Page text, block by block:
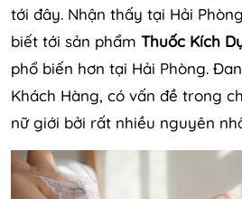
tới đây. Nhận thấy tại Hải
biết tới sản phẩm Thuốc Kích
phổ biến hơn tại Hải Phòng.
Khách Hàng, có vấn đề trong
nữ giới bởi rất nhiều nguyên